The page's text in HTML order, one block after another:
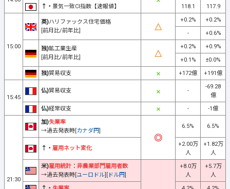
↑・ 景気一致CI指数【速報値】 118.1 117.9
15:00
英)ハリファックス住宅価格
[前月比/前年比]
+0.2%
+0.2%
-
+0.6%
独)鉱工業生産
[前月比/前年比]
+0.2%
+0.9%
+0.1%
±0.0%
独)貿易収支 +172億 +191億
15:45
仏)貿易収支 -
-69.28
億
仏)経常収支 - -1億
21:30
加)失業率
→過去発表時[カナダ円]
6.5% 6.5%
↑・ 雇用ネット変化
+2.00万
人
+1.82万
人
米)雇用統計 ： 非農業部門雇用者数
→過去発表時[ユーロドル][ ドル円]
+8.0万
人
+5.7万
人